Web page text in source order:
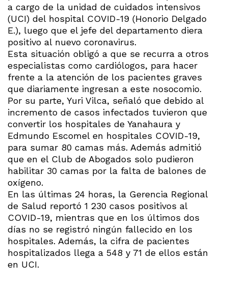
a cargo de la unidad de cuidados intensivos
(UCI) del hospital COVID-19 (Honorio Delgado
E.), luego que el jefe del departamento diera
positivo al nuevo coronavirus.
Esta situación obligó a que se recurra a otros
especialistas como cardiólogos, para hacer
frente a la atención de los pacientes graves
que diariamente ingresan a este nosocomio.
Por su parte, Yuri Vilca, señaló que debido al
incremento de casos infectados tuvieron que
convertir los hospitales de Yanahaura y
Edmundo Escomel en hospitales COVID-19,
para sumar 80 camas más. Además admitió
que en el Club de Abogados solo pudieron
habilitar 30 camas por la falta de balones de
oxígeno.
En las últimas 24 horas, la Gerencia Regional
de Salud reportó 1 230 casos positivos al
COVID-19, mientras que en los últimos dos
días no se registró ningún fallecido en los
hospitales. Además, la cifra de pacientes
hospitalizados llega a 548 y 71 de ellos están
en UCI.